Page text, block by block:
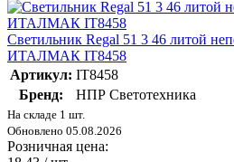
Светильник Regal 51 3 46 литой
ИТАЛМАК IT8458
Артикул: IT8458
Бренд:
НПР Светотехника
На складе 1 шт.
Обновлено 05.08.2026
Розничная цена: